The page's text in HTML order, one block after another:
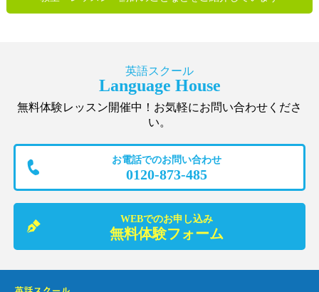
英語スクール
Language House
無料体験レッスン開催中！お気軽にお問い合わせくださ
い。
お電話でのお問い合わせ
0120-873-485
WEBでのお申し込み
無料体験フォーム